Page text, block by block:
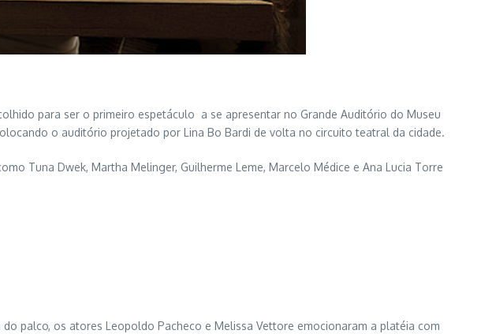
para ser o primeiro espetáculo a se apresentar no Grande Auditório do Museu
o auditório projetado por Lina Bo Bardi de volta no circuito teatral da cidade.
Tuna Dwek, Martha Melinger, Guilherme Leme, Marcelo Médice e Ana Lucia Torre
palco, os atores Leopoldo Pacheco e Melissa Vettore emocionaram a platéia com